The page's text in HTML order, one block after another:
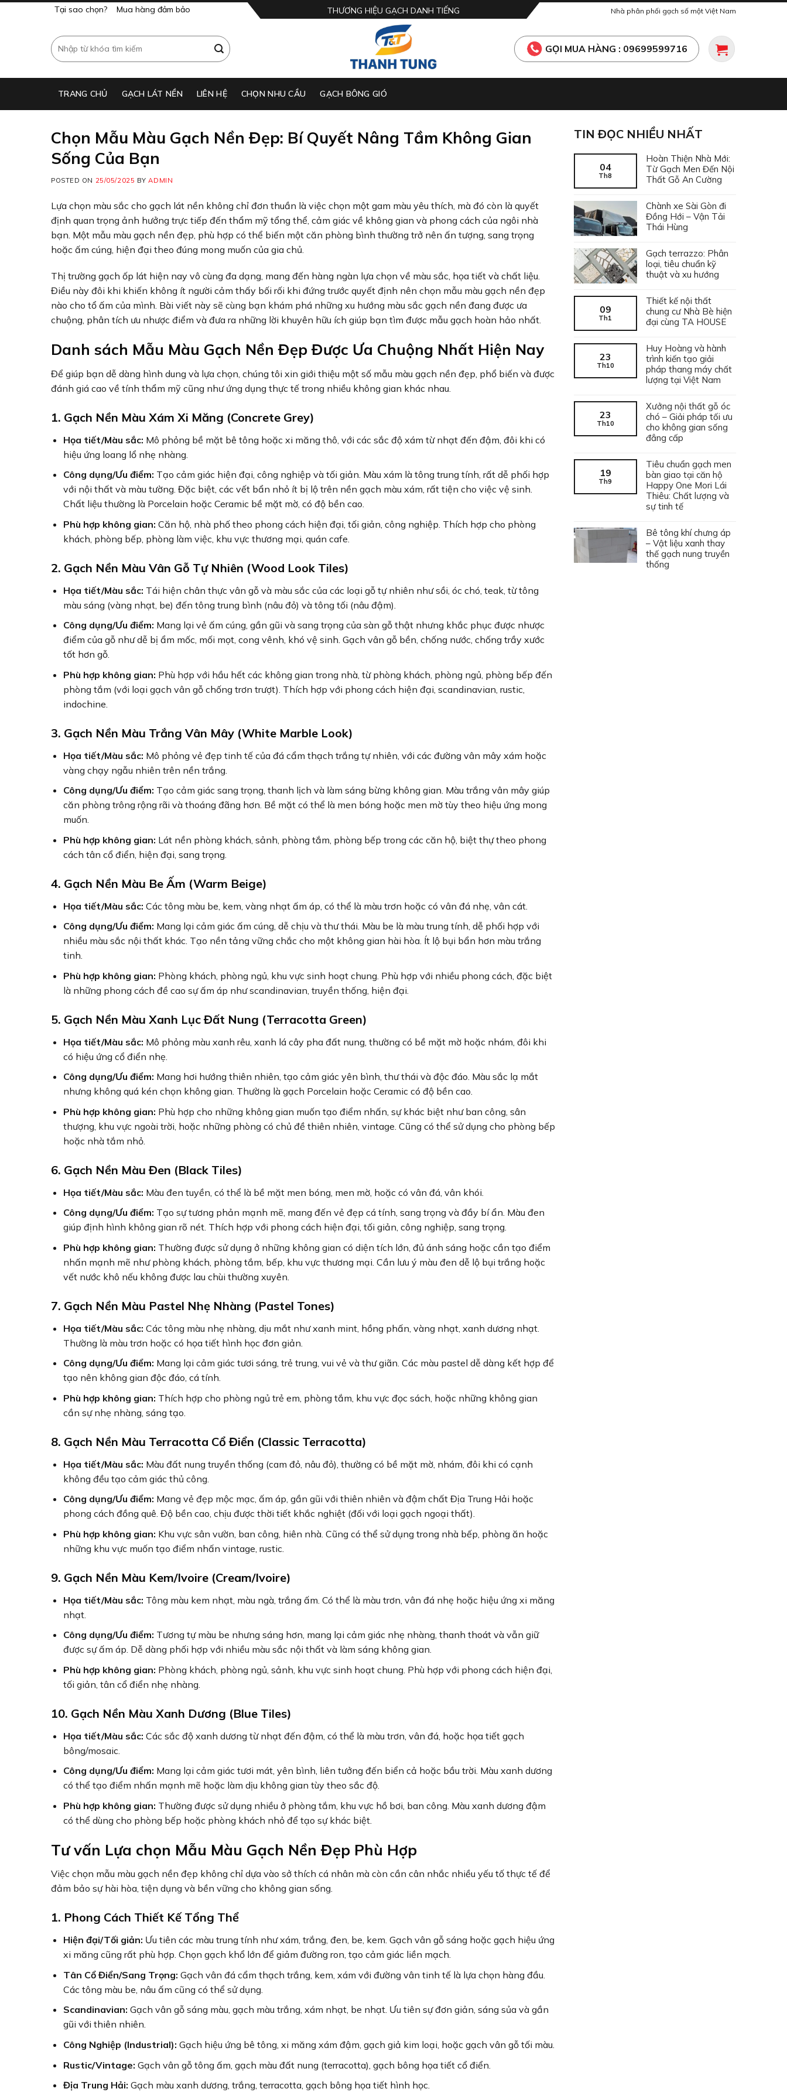
Tại sao chọn? Mua hàng đảm bảo THƯƠNG HIỆU GẠCH DANH TIẾNG Nhà phân phối gạch số một Việt Nam
Tìm
kiếm:
GỌI MUA HÀNG : 09699599716
TRANG CHỦ GẠCH LÁT NỀN​ LIÊN HỆ CHỌN NHU CẦU GẠCH BÔNG GIÓ
Chọn Mẫu Màu Gạch Nền Đẹp: Bí Quyết Nâng Tầm Không Gian
Sống Của Bạn
POSTED ON 25/05/2025 BYADMIN
Lựa chọn màu sắc cho gạch lát nền không chỉ đơn thuần là việc chọn một gam màu yêu thích, mà đó còn là quyết
định quan trọng ảnh hưởng trực tiếp đến thẩm mỹ tổng thể, cảm giác về không gian và phong cách của ngôi nhà
bạn. Một mẫu màu gạch nền đẹp, phù hợp có thể biến một căn phòng bình thường trở nên ấn tượng, sang trọng
hoặc ấm cúng, hiện đại theo đúng mong muốn của gia chủ.
Thị trường gạch ốp lát hiện nay vô cùng đa dạng, mang đến hàng ngàn lựa chọn về màu sắc, họa tiết và chất liệu.
Điều này đôi khi khiến không ít người cảm thấy bối rối khi đứng trước quyết định nên chọn mẫu màu gạch nền đẹp
nào cho tổ ấm của mình. Bài viết này sẽ cùng bạn khám phá những xu hướng màu sắc gạch nền đang được ưa
chuộng, phân tích ưu nhược điểm và đưa ra những lời khuyên hữu ích giúp bạn tìm được mẫu gạch hoàn hảo nhất.
Danh sách Mẫu Màu Gạch Nền Đẹp Được Ưa Chuộng Nhất Hiện Nay
Để giúp bạn dễ dàng hình dung và lựa chọn, chúng tôi xin giới thiệu một số mẫu màu gạch nền đẹp, phổ biến và được
đánh giá cao về tính thẩm mỹ cũng như ứng dụng thực tế trong nhiều không gian khác nhau.
1. Gạch Nền Màu Xám Xi Măng (Concrete Grey)
Họa tiết/Màu sắc: Mô phỏng bề mặt bê tông hoặc xi măng thô, với các sắc độ xám từ nhạt đến đậm, đôi khi có
hiệu ứng loang lổ nhẹ nhàng.
Công dụng/Ưu điểm: Tạo cảm giác hiện đại, công nghiệp và tối giản. Màu xám là tông trung tính, rất dễ phối hợp
với nội thất và màu tường. Đặc biệt, các vết bẩn nhỏ ít bị lộ trên nền gạch màu xám, rất tiện cho việc vệ sinh.
Chất liệu thường là Porcelain hoặc Ceramic bề mặt mờ, có độ bền cao.
Phù hợp không gian: Căn hộ, nhà phố theo phong cách hiện đại, tối giản, công nghiệp. Thích hợp cho phòng
khách, phòng bếp, phòng làm việc, khu vực thương mại, quán cafe.
2. Gạch Nền Màu Vân Gỗ Tự Nhiên (Wood Look Tiles)
Họa tiết/Màu sắc: Tái hiện chân thực vân gỗ và màu sắc của các loại gỗ tự nhiên như sồi, óc chó, teak, từ tông
màu sáng (vàng nhạt, be) đến tông trung bình (nâu đỏ) và tông tối (nâu đậm).
Công dụng/Ưu điểm: Mang lại vẻ ấm cúng, gần gũi và sang trọng của sàn gỗ thật nhưng khắc phục được nhược
điểm của gỗ như dễ bị ẩm mốc, mối mọt, cong vênh, khó vệ sinh. Gạch vân gỗ bền, chống nước, chống trầy xước
tốt hơn gỗ.
Phù hợp không gian: Phù hợp với hầu hết các không gian trong nhà, từ phòng khách, phòng ngủ, phòng bếp đến
phòng tắm (với loại gạch vân gỗ chống trơn trượt). Thích hợp với phong cách hiện đại, scandinavian, rustic,
indochine.
3. Gạch Nền Màu Trắng Vân Mây (White Marble Look)
Họa tiết/Màu sắc: Mô phỏng vẻ đẹp tinh tế của đá cẩm thạch trắng tự nhiên, với các đường vân mây xám hoặc
vàng chạy ngẫu nhiên trên nền trắng.
Công dụng/Ưu điểm: Tạo cảm giác sang trọng, thanh lịch và làm sáng bừng không gian. Màu trắng vân mây giúp
căn phòng trông rộng rãi và thoáng đãng hơn. Bề mặt có thể là men bóng hoặc men mờ tùy theo hiệu ứng mong
muốn.
Phù hợp không gian: Lát nền phòng khách, sảnh, phòng tắm, phòng bếp trong các căn hộ, biệt thự theo phong
cách tân cổ điển, hiện đại, sang trọng.
4. Gạch Nền Màu Be Ấm (Warm Beige)
Họa tiết/Màu sắc: Các tông màu be, kem, vàng nhạt ấm áp, có thể là màu trơn hoặc có vân đá nhẹ, vân cát.
Công dụng/Ưu điểm: Mang lại cảm giác ấm cúng, dễ chịu và thư thái. Màu be là màu trung tính, dễ phối hợp với
nhiều màu sắc nội thất khác. Tạo nền tảng vững chắc cho một không gian hài hòa. Ít lộ bụi bẩn hơn màu trắng
tinh.
Phù hợp không gian: Phòng khách, phòng ngủ, khu vực sinh hoạt chung. Phù hợp với nhiều phong cách, đặc biệt
là những phong cách đề cao sự ấm áp như scandinavian, truyền thống, hiện đại.
5. Gạch Nền Màu Xanh Lục Đất Nung (Terracotta Green)
Họa tiết/Màu sắc: Mô phỏng màu xanh rêu, xanh lá cây pha đất nung, thường có bề mặt mờ hoặc nhám, đôi khi
có hiệu ứng cổ điển nhẹ.
Công dụng/Ưu điểm: Mang hơi hướng thiên nhiên, tạo cảm giác yên bình, thư thái và độc đáo. Màu sắc lạ mắt
nhưng không quá kén chọn không gian. Thường là gạch Porcelain hoặc Ceramic có độ bền cao.
Phù hợp không gian: Phù hợp cho những không gian muốn tạo điểm nhấn, sự khác biệt như ban công, sân
thượng, khu vực ngoài trời, hoặc những phòng có chủ đề thiên nhiên, vintage. Cũng có thể sử dụng cho phòng bếp
hoặc nhà tắm nhỏ.
6. Gạch Nền Màu Đen (Black Tiles)
Họa tiết/Màu sắc: Màu đen tuyền, có thể là bề mặt men bóng, men mờ, hoặc có vân đá, vân khói.
Công dụng/Ưu điểm: Tạo sự tương phản mạnh mẽ, mang đến vẻ đẹp cá tính, sang trọng và đầy bí ẩn. Màu đen
giúp định hình không gian rõ nét. Thích hợp với phong cách hiện đại, tối giản, công nghiệp, sang trọng.
Phù hợp không gian: Thường được sử dụng ở những không gian có diện tích lớn, đủ ánh sáng hoặc cần tạo điểm
nhấn mạnh mẽ như phòng khách, phòng tắm, bếp, khu vực thương mại. Cần lưu ý màu đen dễ lộ bụi trắng hoặc
vết nước khô nếu không được lau chùi thường xuyên.
7. Gạch Nền Màu Pastel Nhẹ Nhàng (Pastel Tones)
Họa tiết/Màu sắc: Các tông màu nhẹ nhàng, dịu mắt như xanh mint, hồng phấn, vàng nhạt, xanh dương nhạt.
Thường là màu trơn hoặc có họa tiết hình học đơn giản.
Công dụng/Ưu điểm: Mang lại cảm giác tươi sáng, trẻ trung, vui vẻ và thư giãn. Các màu pastel dễ dàng kết hợp để
tạo nên không gian độc đáo, cá tính.
Phù hợp không gian: Thích hợp cho phòng ngủ trẻ em, phòng tắm, khu vực đọc sách, hoặc những không gian
cần sự nhẹ nhàng, sáng tạo.
8. Gạch Nền Màu Terracotta Cổ Điển (Classic Terracotta)
Họa tiết/Màu sắc: Màu đất nung truyền thống (cam đỏ, nâu đỏ), thường có bề mặt mờ, nhám, đôi khi có cạnh
không đều tạo cảm giác thủ công.
Công dụng/Ưu điểm: Mang vẻ đẹp mộc mạc, ấm áp, gần gũi với thiên nhiên và đậm chất Địa Trung Hải hoặc
phong cách đồng quê. Độ bền cao, chịu được thời tiết khắc nghiệt (đối với loại gạch ngoại thất).
Phù hợp không gian: Khu vực sân vườn, ban công, hiên nhà. Cũng có thể sử dụng trong nhà bếp, phòng ăn hoặc
những khu vực muốn tạo điểm nhấn vintage, rustic.
9. Gạch Nền Màu Kem/Ivoire (Cream/Ivoire)
Họa tiết/Màu sắc: Tông màu kem nhạt, màu ngà, trắng ấm. Có thể là màu trơn, vân đá nhẹ hoặc hiệu ứng xi măng
nhạt.
Công dụng/Ưu điểm: Tương tự màu be nhưng sáng hơn, mang lại cảm giác nhẹ nhàng, thanh thoát và vẫn giữ
được sự ấm áp. Dễ dàng phối hợp với nhiều màu sắc nội thất và làm sáng không gian.
Phù hợp không gian: Phòng khách, phòng ngủ, sảnh, khu vực sinh hoạt chung. Phù hợp với phong cách hiện đại,
tối giản, tân cổ điển nhẹ nhàng.
10. Gạch Nền Màu Xanh Dương (Blue Tiles)
Họa tiết/Màu sắc: Các sắc độ xanh dương từ nhạt đến đậm, có thể là màu trơn, vân đá, hoặc họa tiết gạch
bông/mosaic.
Công dụng/Ưu điểm: Mang lại cảm giác tươi mát, yên bình, liên tưởng đến biển cả hoặc bầu trời. Màu xanh dương
có thể tạo điểm nhấn mạnh mẽ hoặc làm dịu không gian tùy theo sắc độ.
Phù hợp không gian: Thường được sử dụng nhiều ở phòng tắm, khu vực hồ bơi, ban công. Màu xanh dương đậm
có thể dùng cho phòng bếp hoặc phòng khách nhỏ để tạo sự khác biệt.
Tư vấn Lựa chọn Mẫu Màu Gạch Nền Đẹp Phù Hợp
Việc chọn mẫu màu gạch nền đẹp không chỉ dựa vào sở thích cá nhân mà còn cần cân nhắc nhiều yếu tố thực tế để
đảm bảo sự hài hòa, tiện dụng và bền vững cho không gian sống.
1. Phong Cách Thiết Kế Tổng Thể
Hiện đại/Tối giản: Ưu tiên các màu trung tính như xám, trắng, đen, be, kem. Gạch vân gỗ sáng hoặc gạch hiệu ứng
xi măng cũng rất phù hợp. Chọn gạch khổ lớn để giảm đường ron, tạo cảm giác liền mạch.
Tân Cổ Điển/Sang Trọng: Gạch vân đá cẩm thạch trắng, kem, xám với đường vân tinh tế là lựa chọn hàng đầu.
Các tông màu be, nâu ấm cũng có thể sử dụng.
Scandinavian: Gạch vân gỗ sáng màu, gạch màu trắng, xám nhạt, be nhạt. Ưu tiên sự đơn giản, sáng sủa và gần
gũi với thiên nhiên.
Công Nghiệp (Industrial): Gạch hiệu ứng bê tông, xi măng xám đậm, gạch giả kim loại, hoặc gạch vân gỗ tối màu.
Rustic/Vintage: Gạch vân gỗ tông ấm, gạch màu đất nung (terracotta), gạch bông họa tiết cổ điển.
Địa Trung Hải: Gạch màu xanh dương, trắng, terracotta, gạch bông họa tiết hình học.
TIN ĐỌC NHIỀU NHẤT
04
Th8
Hoàn Thiện Nhà Mới:
Từ Gạch Men Đến Nội
Thất Gỗ An Cường
Chành xe Sài Gòn đi
Đồng Hới – Vận Tải
Thái Hùng
Gạch terrazzo: Phân
loại, tiêu chuẩn kỹ
thuật và xu hướng
09
Th1
Thiết kế nội thất
chung cư Nhà Bè hiện
đại cùng TA HOUSE
23
Th10
Huy Hoàng và hành
trình kiến tạo giải
pháp thang máy chất
lượng tại Việt Nam
23
Th10
Xưởng nội thất gỗ óc
chó – Giải pháp tối ưu
cho không gian sống
đẳng cấp
19
Th9
Tiêu chuẩn gạch men
bàn giao tại căn hộ
Happy One Mori Lái
Thiêu: Chất lượng và
sự tinh tế
Bê tông khí chưng áp
– Vật liệu xanh thay
thế gạch nung truyền
thống